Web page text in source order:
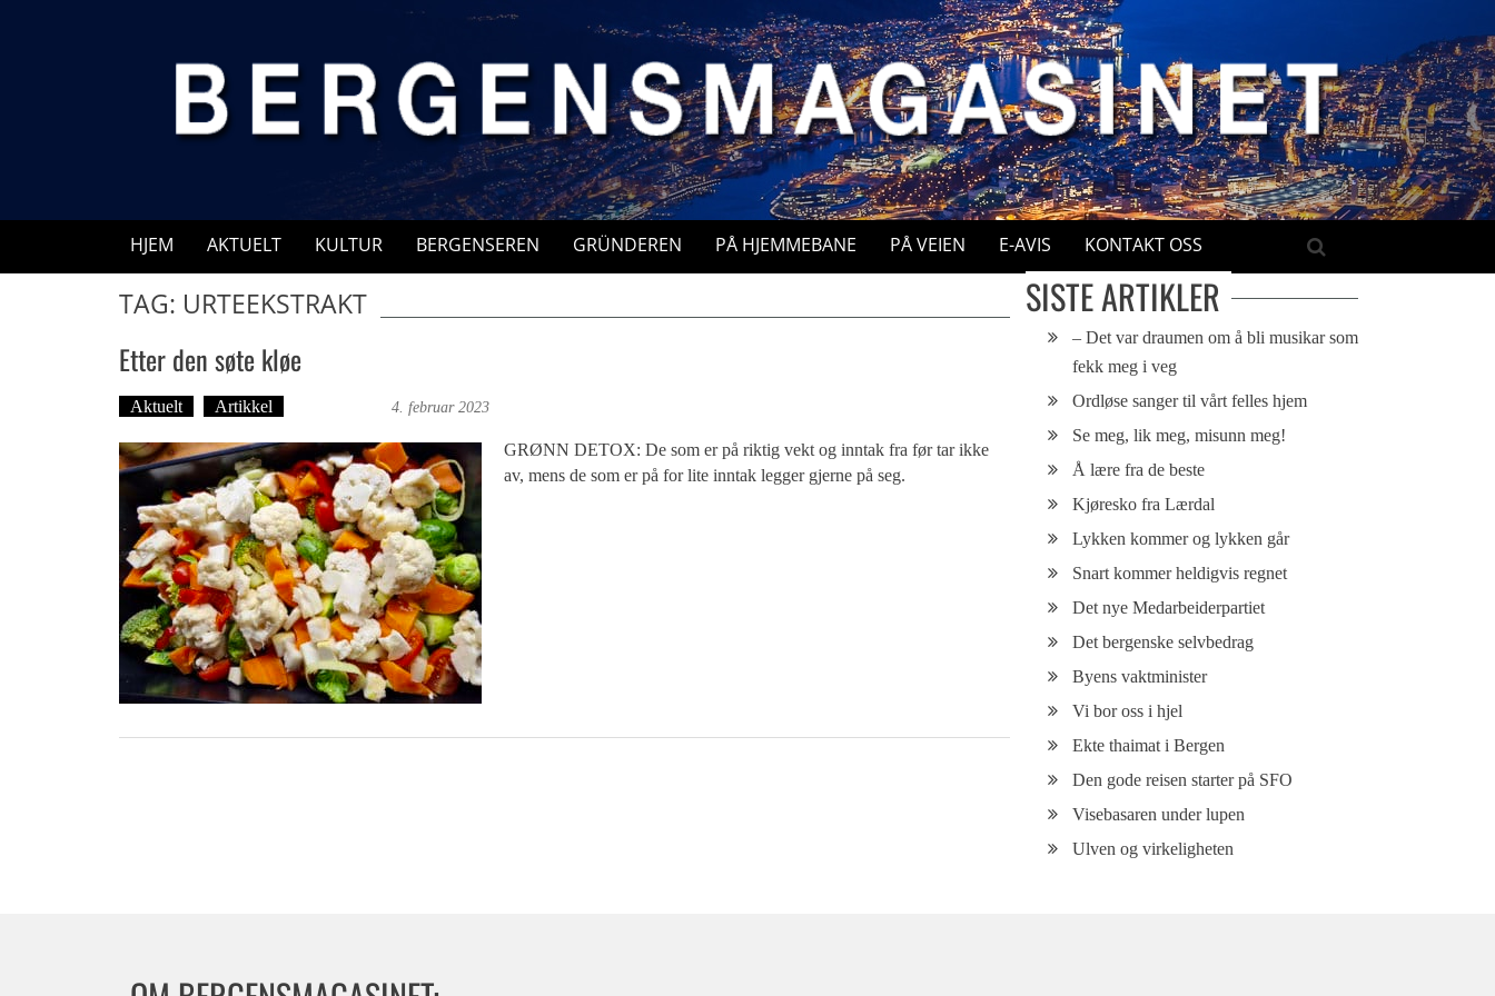
HJEM AKTUELT KULTUR BERGENSEREN GRÜNDEREN PÅ HJEMMEBANE PÅ VEIEN E-AVIS KONTAKT OSS
TAG: URTEEKSTRAKT
Etter den søte kløe
Aktuelt Artikkel 4. februar 2023
GRØNN DETOX: De som er på riktig vekt og inntak fra før tar ikke
av, mens de som er på for lite inntak legger gjerne på seg.
SISTE ARTIKLER
– Det var draumen om å bli musikar som
fekk meg i veg
Ordløse sanger til vårt felles hjem
Se meg, lik meg, misunn meg!
Å lære fra de beste
Kjøresko fra Lærdal
Lykken kommer og lykken går
Snart kommer heldigvis regnet
Det nye Medarbeiderpartiet
Det bergenske selvbedrag
Byens vaktminister
Vi bor oss i hjel
Ekte thaimat i Bergen
Den gode reisen starter på SFO
Visebasaren under lupen
Ulven og virkeligheten